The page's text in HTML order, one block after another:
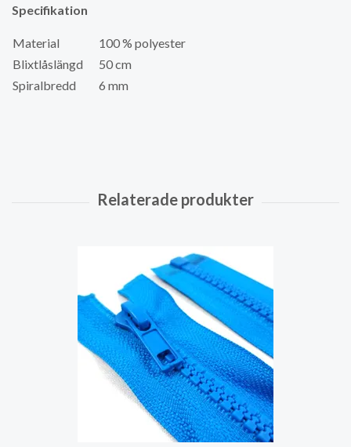
Specifikation
Material
100 % polyester
Blixtlåslängd
50 cm
Spiralbredd
6 mm